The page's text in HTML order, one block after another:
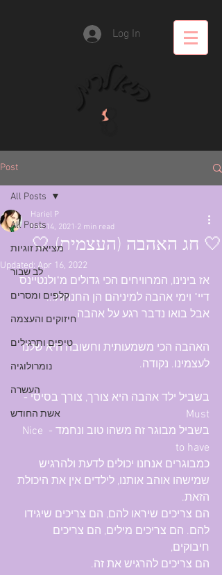
Log In
Post
All Posts
מציאת זוגיות
לב שבור
קלפים ומסרים
חיזוקים והעצמה
טיפים ותרגילים
נומרולוגיה
העשרה
אשת החודש
All Posts
🤍 חג האהבה (העצמית) 🤍
Hariel P
Feb 14, 2021 2 min read
Updated: Apr 16, 2022
אז בינינו, המרוויחים הכי גדולים מ"ולנטיינס
דיי" וימי אהבה למיניהם הן החנויות...
אבל בואו נדבר רגע על אהבה.
האהבה הכי משמעותית וחשובה היא שלנו
לעצמינו. נקודה.
בשביל ילד אהבה היא צורך, צורך בסיסי -
Must
בשביל מבוגר זה משהו טוב ונחמד - Nice
to have
כמבוגרים אנחנו יכולים לדעת ולהרגיש
שמישהו אוהב אותנו, לילדים אין את היכולת
הזאת.
הם צריכים שיראו להם, הם צריכים שיגידו
להם. הם צריכים מילים, הם צריכים
חיבוקים,
הם צריכים להרגיש את זה.